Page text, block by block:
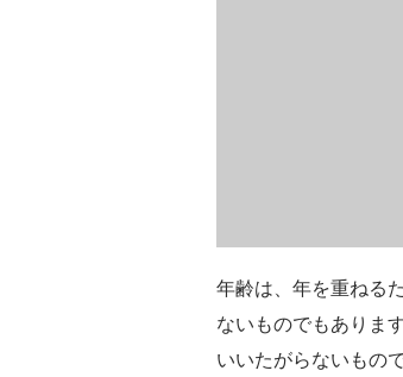
年齢は、年を重ねる
ないものでもありま
いいたがらないもの